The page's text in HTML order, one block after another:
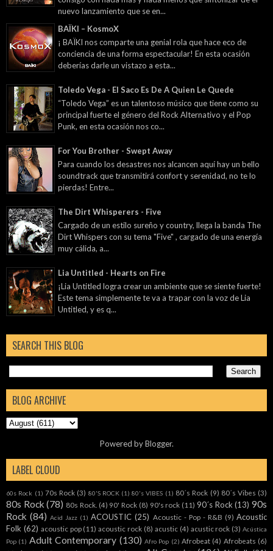
nuevo lanzamiento que se en...
BAÏKI – KosmoX
¡ BAÏKI nos comparte una genial rola que hace eco de
conciencia de una forma espectacular! En esta ocasión
deberías darle un vistazo a esta...
Toledo Vega - El Saco Es De A Quien Le Quede
“Toledo Vega” es un talentoso músico que tiene como su
principal fuerte el género del Rock Alternativo y el Pop
Punk, en esta ocasión nos co...
For You Brother - Swept Away
Para cuando los desastres nos alcancen aquí hay un bello
soundtrack que transmitirá confort y serenidad, no te lo
pierdas! Entre...
The Dirt Whisperers - Five
Cargado de un estilo sureño y country, llega la banda The
Dirt Whispers con su tema "Five" , cargado de una energía
muy cálida, a...
Lia Untitled - Hearts on Fire
¡Lia Untitled logra crear un ambiente que se siente fuerte!
Este tema simplemente te va a trapar con la voz de Lia
Untitled, y es q...
SEARCH THIS BLOG
BLOG ARCHIVE
Powered byBlogger.
LABEL CLOUD
60s Rock (1) 70s Rock (3) 80'S ROCK (1) 80's VIBES (1) 80´s Rock (9) 80´s Vibes (3)
80s Rock (78) 80s Rock. (4) 90' Rock (8) 90's rock (11) 90´s Rock (13) 90s
Rock (84) Acid Jazz (1) ACOUSTIC (25) Acoustic - Pop - R&B (9) Acoustic
Folk (62) acoustic pop (11) acoustic rock (8) acustic (4) acustic rock (3) Acústica
Pop (1) Adult Contemporary (130) Afro Pop (2) Afrobeat (4) Afrobeats (6)